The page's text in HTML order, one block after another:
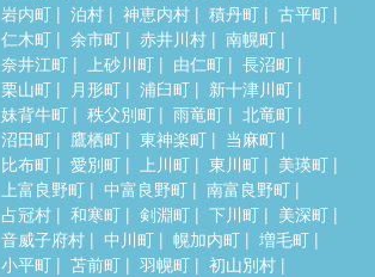
岩内町
泊村 神恵内村 積丹町
古平町
仁木町
余市町 赤井川村
南幌町
奈井江町
上砂川町 由仁町
長沼町
栗山町
月形町 浦臼町
新十津川町
妹背牛町
秩父別町 雨竜町
北竜町
沼田町
鷹栖町 東神楽町
当麻町
比布町
愛別町 上川町 東川町
美瑛町
上富良野町
中富良野町
南富良野町
占冠村
和寒町 剣淵町 下川町
美深町
音威子府村
中川町 幌加内町
増毛町
小平町
苫前町 羽幌町
初山別村